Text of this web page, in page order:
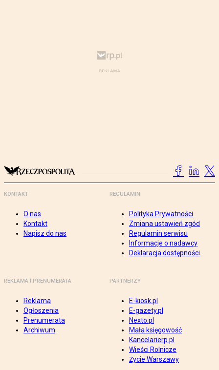
KONTAKT
O nas
Kontakt
Napisz do nas
REGULAMIN
Polityka Prywatności
Zmiana ustawień zgód
Regulamin serwisu
Informacje o nadawcy
Deklaracja dostępności
REKLAMA I PRENUMERATA
Reklama
Ogłoszenia
Prenumerata
Archiwum
PARTNERZY
E-kiosk.pl
E-gazety.pl
Nexto.pl
Mała księgowość
Kancelarierp.pl
Wieści Rolnicze
Życie Warszawy